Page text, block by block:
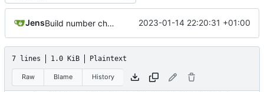
Jens Build number changed because of Google Play version 2023-01-14 22:20:31 +01:00
7 lines 1.0 KiB Plaintext
Raw Blame History